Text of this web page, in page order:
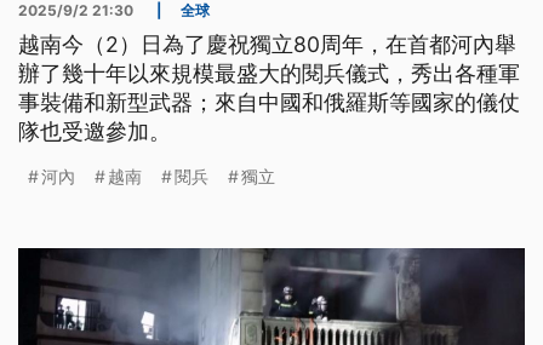
2025/9/2 21:30 全球
越南今（2）日為了慶祝獨立80周年，在首都河內舉
辦了幾十年以來規模最盛大的閱兵儀式，秀出各種軍
事裝備和新型武器；來自中國和俄羅斯等國家的儀仗
隊也受邀參加。
河內 越南 閱兵 獨立